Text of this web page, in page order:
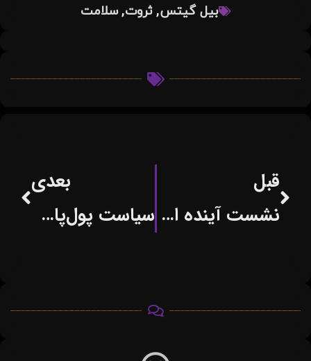
بیل گیتس,ثروت,سلامت
قبل
نشست آینده اندیشی در حوزه کار و کسب های امروز و فردا
بعدی
سیاست پول‌پاشی برای ایجاد شغل سیاستی شکست خورده